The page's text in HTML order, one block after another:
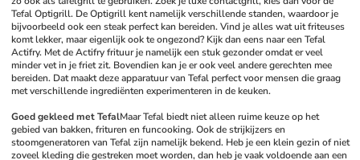
Tefal Optigrill. De Optigrill kent namelijk verschillende standen, waardoor je
bijvoorbeeld ook een steak perfect kan bereiden. Vind je alles wat uit friteuses
komt lekker, maar eigenlijk ook te ongezond? Kijk dan eens naar een Tefal
Actifry. Met de Actifry frituur je namelijk een stuk gezonder omdat er veel
minder vet in je friet zit. Bovendien kan je er ook veel andere gerechten mee
bereiden. Dat maakt deze apparatuur van Tefal perfect voor mensen die graag
met verschillende ingrediënten experimenteren in de keuken.
Goed gekleed met TefalMaar Tefal biedt niet alleen ruime keuze op het
gebied van bakken, frituren en funcooking. Ook de strijkijzers en
stoomgeneratoren van Tefal zijn namelijk bekend. Heb je een klein gezin of niet
zoveel kleding die gestreken moet worden, dan heb je vaak voldoende aan een